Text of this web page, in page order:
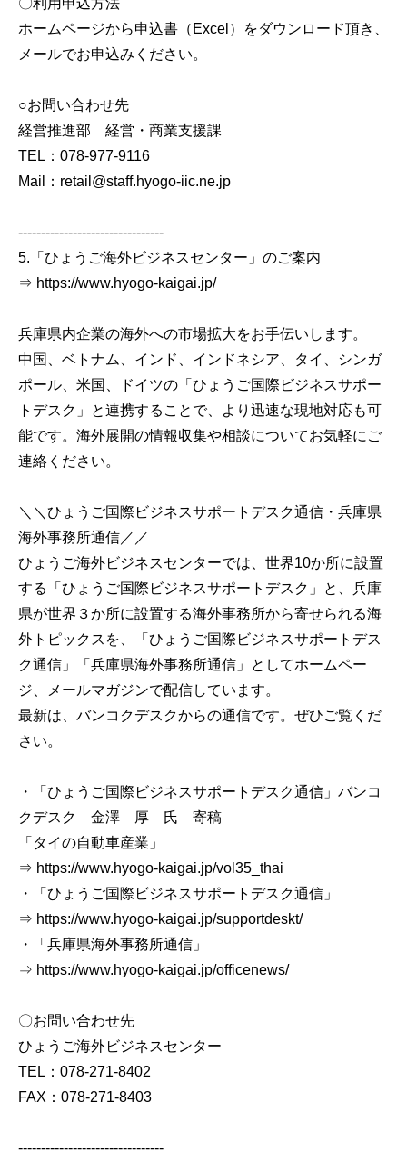
〇利用申込方法
ホームページから申込書（Excel）をダウンロード頂き、
メールでお申込みください。
○お問い合わせ先
経営推進部 経営・商業支援課
TEL：078-977-9116
Mail：retail@staff.hyogo-iic.ne.jp
--------------------------------
5.「ひょうご海外ビジネスセンター」のご案内
⇒ https://www.hyogo-kaigai.jp/
兵庫県内企業の海外への市場拡大をお手伝いします。
中国、ベトナム、インド、インドネシア、タイ、シンガ
ポール、米国、ドイツの「ひょうご国際ビジネスサポー
トデスク」と連携することで、より迅速な現地対応も可
能です。海外展開の情報収集や相談についてお気軽にご
連絡ください。
＼＼ひょうご国際ビジネスサポートデスク通信・兵庫県
海外事務所通信／／
ひょうご海外ビジネスセンターでは、世界10か所に設置
する「ひょうご国際ビジネスサポートデスク」と、兵庫
県が世界３か所に設置する海外事務所から寄せられる海
外トピックスを、「ひょうご国際ビジネスサポートデス
ク通信」「兵庫県海外事務所通信」としてホームペー
ジ、メールマガジンで配信しています。
最新は、バンコクデスクからの通信です。ぜひご覧くだ
さい。
・「ひょうご国際ビジネスサポートデスク通信」バンコ
クデスク 金澤 厚 氏 寄稿
「タイの自動車産業」
⇒ https://www.hyogo-kaigai.jp/vol35_thai
・「ひょうご国際ビジネスサポートデスク通信」
⇒ https://www.hyogo-kaigai.jp/supportdeskt/
・「兵庫県海外事務所通信」
⇒ https://www.hyogo-kaigai.jp/officenews/
〇お問い合わせ先
ひょうご海外ビジネスセンター
TEL：078-271-8402
FAX：078-271-8403
--------------------------------